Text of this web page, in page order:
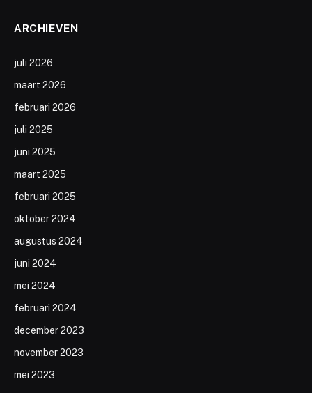
ARCHIEVEN
juli 2026
maart 2026
februari 2026
juli 2025
juni 2025
maart 2025
februari 2025
oktober 2024
augustus 2024
juni 2024
mei 2024
februari 2024
december 2023
november 2023
mei 2023